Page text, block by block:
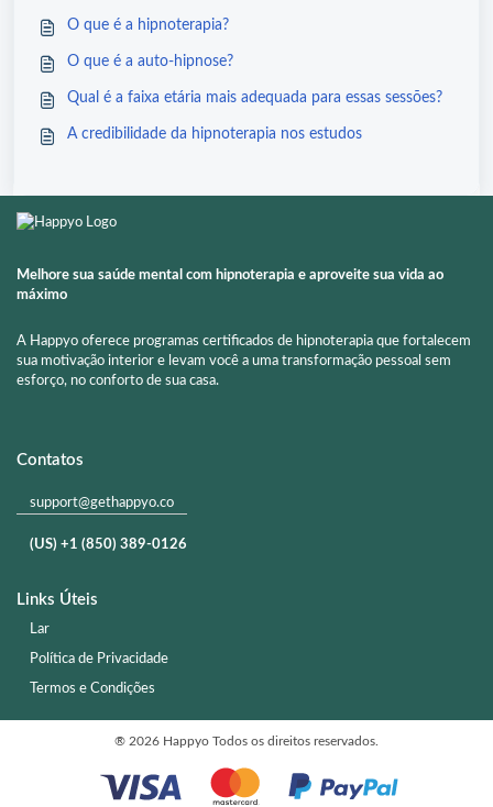
O que é a hipnoterapia?
O que é a auto-hipnose?
Qual é a faixa etária mais adequada para essas sessões?
A credibilidade da hipnoterapia nos estudos
Melhore sua saúde mental com hipnoterapia e aproveite sua vida ao
máximo
A Happyo oferece programas certificados de hipnoterapia que fortalecem
sua motivação interior e levam você a uma transformação pessoal sem
esforço, no conforto de sua casa.
Contatos
support@gethappyo.co
(US) +1 (850) 389-0126
Links Úteis
Lar
Política de Privacidade
Termos e Condições
® 2026 Happyo Todos os direitos reservados.